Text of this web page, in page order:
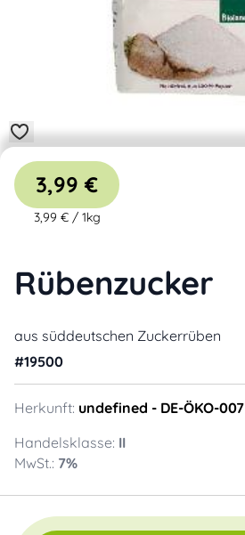
Rübenzucker
aus süddeutschen Zuckerrüben
#19500
Herkunft: undefined - DE-ÖKO-007
Handelsklasse: II
MwSt.: 7%
3,99 €
3,99 €/ 1kg